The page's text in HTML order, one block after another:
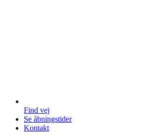
Find vej
Se åbningstider
Kontakt